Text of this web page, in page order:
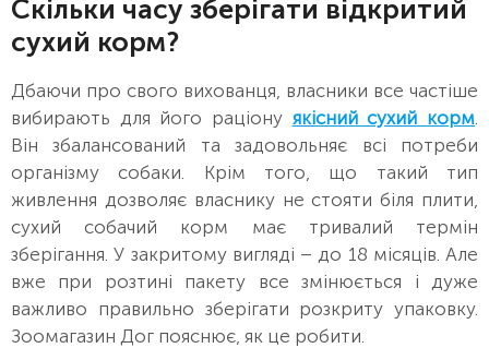
Скільки часу зберігати відкритий
сухий корм?
Дбаючи про свого вихованця, власники все частіше
вибирають для його раціону якісний сухий корм
Він збалансований та задовольняє всі потреби
організму собаки. Крім того, що такий тип
живлення дозволяє власнику не стояти біля плити,
сухий собачий корм має тривалий термін
зберігання. У закритому вигляді – до 18 місяців. Але
вже при розтині пакету все змінюється і дуже
важливо правильно зберігати розкриту упаковку.
Зоомагазин Дог пояснює, як це робити.